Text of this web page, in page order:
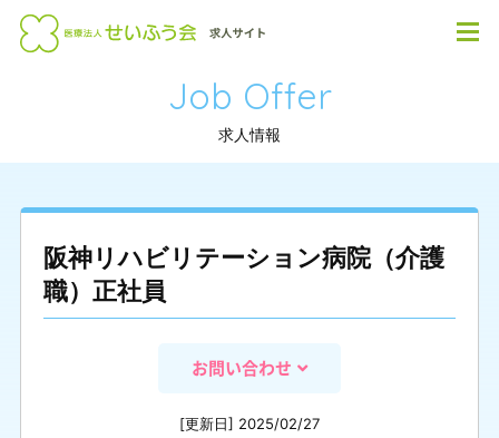
Job Offer
求人情報
阪神リハビリテーション病院（介護
職）正社員
お問い合わせ
[更新日] 2025/02/27